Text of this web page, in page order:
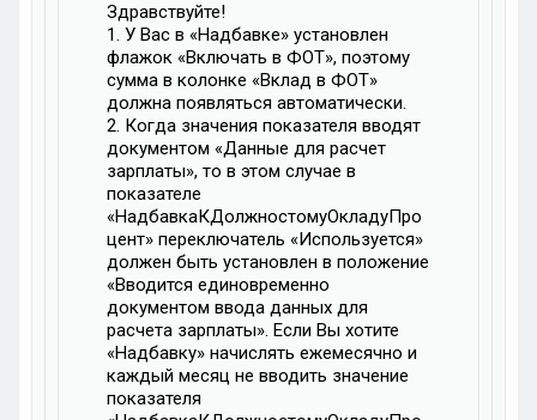
Здравствуйте!
1. У Вас в «Надбавке» установлен
флажок «Включать в ФОТ», поэтому
сумма в колонке «Вклад в ФОТ»
должна появляться автоматически.
2. Когда значения показателя вводят
документом «Данные для расчет
зарплаты», то в этом случае в
показателе
«НадбавкаКДолжностомуОкладуПро
цент» переключатель «Используется»
должен быть установлен в положение
«Вводится единовременно
документом ввода данных для
расчета зарплаты». Если Вы хотите
«Надбавку» начислять ежемесячно и
каждый месяц не вводить значение
показателя